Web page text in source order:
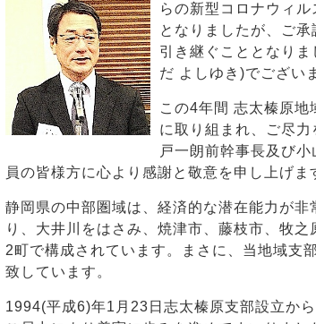
らの新型コロナウィ
となりましたが、ご
引き継ぐこととなり
だ よしゆき)でござい
この4年間 志太榛原地
に取り組まれ、ご尽
戸一朗前幹事長及び
員の皆様方に心より感謝と敬意を申し上げま
静岡県の中部圏域は、経済的な潜在能力が非
り、大井川をはさみ、焼津市、藤枝市、牧
2町で構成されています。まさに、当地域支
致しています。
1994(平成6)年1月23日志太榛原支部設立か